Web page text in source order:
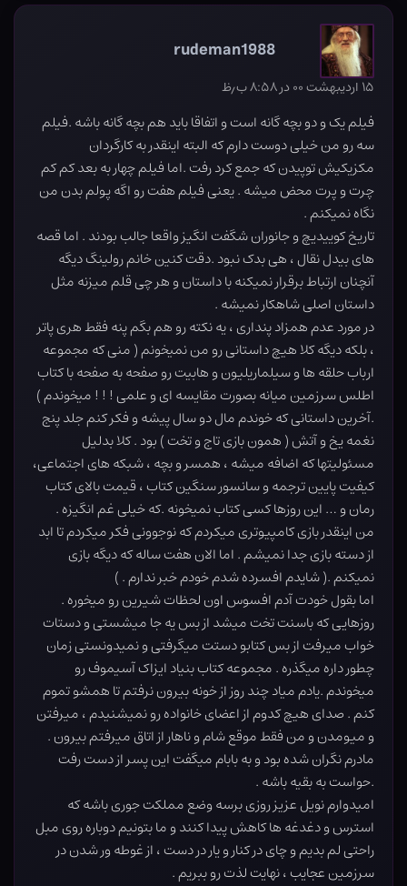
rudeman1988
۱۵ اردیبهشت ۰۰ در ۸:۵۸ ب٫ظ
فیلم یک و دو بچه گانه است و اتفاقا باید هم بچه گانه باشه .فیلم
سه رو من خیلی دوست دارم که البته اینقدر به کارگردان
مکزیکیش توپیدن که جمع کرد رفت .اما فیلم چهار به بعد کم کم
چرت و پرت محض میشه . یعنی فیلم هفت رو اگه پولم بدن من
نگاه نمیکنم .
تاریخ کوییدیچ و جانوران شگفت انگیز واقعا جالب بودند . اما قصه
های بیدل نقال ، هی بدک نبود .دقت کنین خانم رولینگ دیگه
آنچنان ارتباط برقرار نمیکنه با داستان و هر چی قلم میزنه مثل
داستان اصلی شاهکار نمیشه .
در مورد عدم همزاد پنداری ، یه نکته رو هم بگم پنه فقط هری پاتر
، بلکه دیگه کلا هیچ داستانی رو من نمیخونم ( منی که مجموعه
ارباب حلقه ها و سیلماریلیون و هابیت رو صفحه به صفحه با کتاب
اطلس سرزمین میانه بصورت مقایسه ای و علمی ! ! ! میخوندم )
.آخرین داستانی که خوندم مال دو سال پیشه و فکر کنم جلد پنج
نغمه یخ و آتش ( همون بازی تاج و تخت ) بود . کلا بدلیل
مسئولیتها که اضافه میشه ، همسر و بچه ، شبکه های اجتماعی،
کیفیت پایین ترجمه و سانسور سنگین کتاب ، قیمت بالای کتاب
رمان و … این روزها کسی کتاب نمیخونه .که خیلی غم انگیزه .
من اینقدر بازی کامپیوتری میکردم که نوجوونی فکر میکردم تا ابد
از دسته بازی جدا نمیشم . اما الان هفت ساله که دیگه بازی
نمیکنم .( شایدم افسرده شدم خودم خبر ندارم . )
اما بقول خودت آدم افسوس اون لحظات شیرین رو میخوره .
روزهایی که باسنت تخت میشد از بس یه جا میشستی و دستات
خواب میرفت از بس کتابو دستت میگرفتی و نمیدونستی زمان
چطور داره میگذره . مجموعه کتاب بنیاد ایزاک آسیموف رو
میخوندم .یادم میاد چند روز از خونه بیرون نرفتم تا همشو تموم
کنم . صدای هیچ کدوم از اعضای خانواده رو نمیشنیدم ، میرفتن
و میومدن و من فقط موقع شام و ناهار از اتاق میرفتم بیرون .
مادرم نگران شده بود و به بابام میگفت این پسر از دست رفت
.حواست به بقیه باشه .
امیدوارم نویل عزیز روزی برسه وضع مملکت جوری باشه که
استرس و دغدغه ها کاهش پیدا کنند و ما بتونیم دوباره روی مبل
راحتی لم بدیم و چای در کنار و یار در دست ، از غوطه ور شدن در
سرزمین عجایب ، نهایت لذت رو ببریم .